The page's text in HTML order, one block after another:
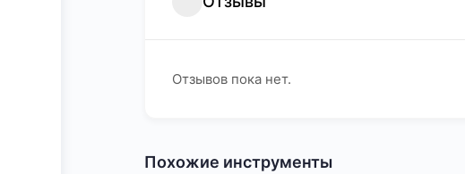
Отзывов пока нет.
Похожие инструменты